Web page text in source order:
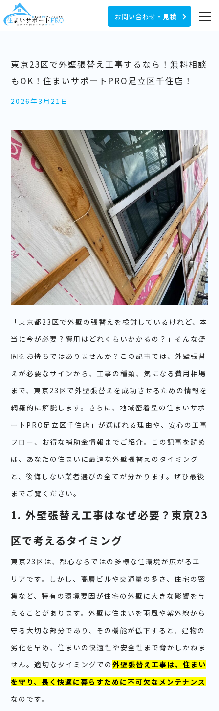
お問い合わせ・見積
東京23区で外壁張替え工事するなら！無料相談
もOK！住まいサポートPRO足立区千住店！
2026年3月21日
「東京都23区で外壁の張替えを検討しているけれど、本
当に今が必要？費用はどれくらいかかるの？」そんな疑
問をお持ちではありませんか？この記事では、外壁張替
えが必要なサインから、工事の種類、気になる費用相場
まで、東京23区で外壁張替えを成功させるための情報を
網羅的に解説します。さらに、地域密着型の住まいサポ
ートPRO足立区千住店」が選ばれる理由や、安心の工事
フロー、お得な補助金情報までご紹介。この記事を読め
ば、あなたの住まいに最適な外壁張替えのタイミング
と、後悔しない業者選びの全てが分かります。ぜひ最後
までご覧ください。
1. 外壁張替え工事はなぜ必要？東京23
区で考えるタイミング
東京23区は、都心ならではの多様な住環境が広がるエ
リアです。しかし、高層ビルや交通量の多さ、住宅の密
集など、特有の環境要因が住宅の外壁に大きな影響を与
えることがあります。外壁は住まいを雨風や紫外線から
守る大切な部分であり、その機能が低下すると、建物の
劣化を早め、住まいの快適性や安全性まで脅かしかねま
せん。適切なタイミングでの外壁張替え工事は、住まい
を守り、長く快適に暮らすために不可欠なメンテナンス
なのです。